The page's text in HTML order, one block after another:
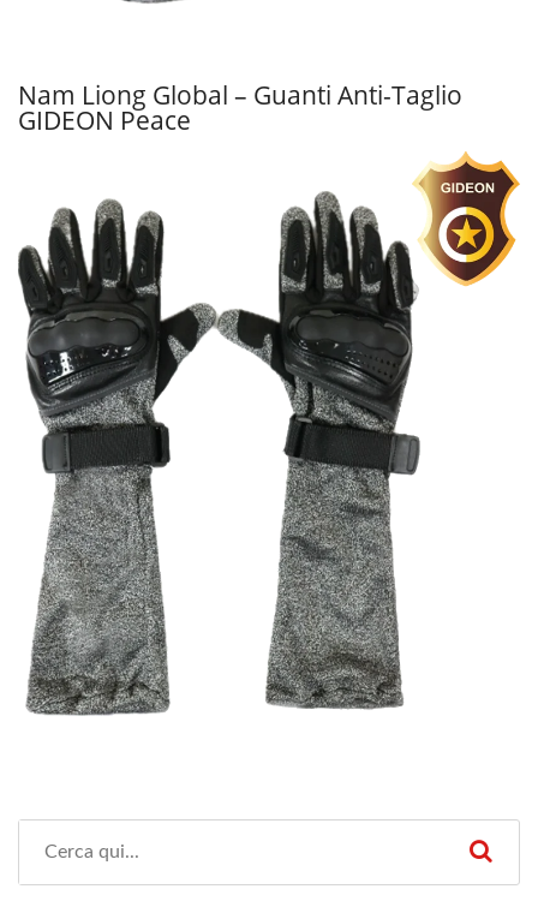
Nam Liong Global – Guanti Anti-Taglio
GIDEON Peace